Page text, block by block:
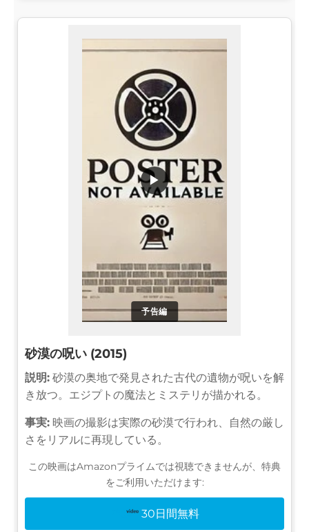
予告編
▶
砂漠の呪い (2015)
説明: 砂漠の奥地で発見された古代の遺物が呪いを解
き放つ。エジプトの魔法とミステリが描かれる。
事実: 映画の撮影は実際の砂漠で行われ、自然の厳し
さをリアルに再現している。
この映画はAmazonプライムでは視聴できませんが、特典
をご利用いただけます:
30日間無料